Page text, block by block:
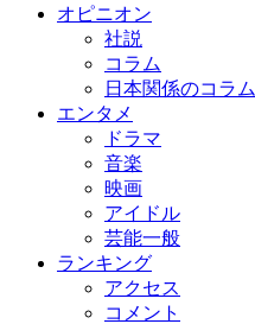
オピニオン
社説
コラム
日本関係のコラム
エンタメ
ドラマ
音楽
映画
アイドル
芸能一般
ランキング
アクセス
コメント